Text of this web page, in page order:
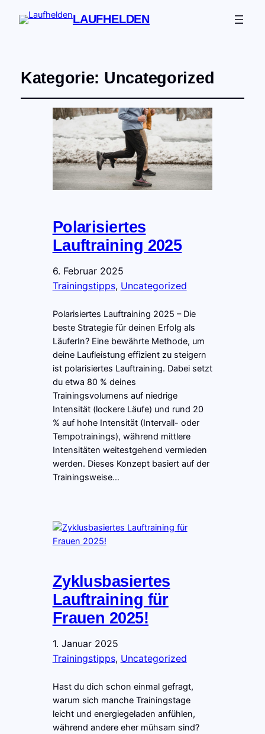
LAUFHELDEN
Kategorie: Uncategorized
Polarisiertes
Lauftraining 2025
6. Februar 2025
Trainingstipps, Uncategorized
Polarisiertes Lauftraining 2025 – Die
beste Strategie für deinen Erfolg als
LäuferIn? Eine bewährte Methode, um
deine Laufleistung effizient zu steigern
ist polarisiertes Lauftraining. Dabei setzt
du etwa 80 % deines
Trainingsvolumens auf niedrige
Intensität (lockere Läufe) und rund 20
% auf hohe Intensität (Intervall- oder
Tempotrainings), während mittlere
Intensitäten weitestgehend vermieden
werden. Dieses Konzept basiert auf der
Trainingsweise…
Zyklusbasiertes
Lauftraining für
Frauen 2025!
1. Januar 2025
Trainingstipps, Uncategorized
Hast du dich schon einmal gefragt,
warum sich manche Trainingstage
leicht und energiegeladen anfühlen,
während andere eher mühsam sind?